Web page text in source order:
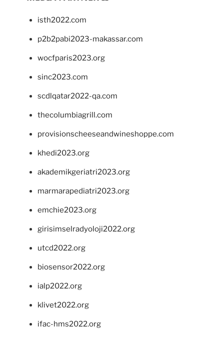
isth2022.com
p2b2pabi2023-makassar.com
wocfparis2023.org
sinc2023.com
scdlqatar2022-qa.com
thecolumbiagrill.com
provisionscheeseandwineshoppe.com
khedi2023.org
akademikgeriatri2023.org
marmarapediatri2023.org
emchie2023.org
girisimselradyoloji2022.org
utcd2022.org
biosensor2022.org
ialp2022.org
klivet2022.org
ifac-hms2022.org